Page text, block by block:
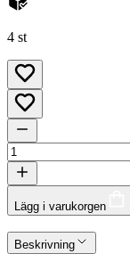
4 st
Lägg i varukorgen
Beskrivning